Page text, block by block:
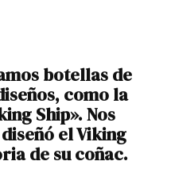
botellas de
como la
Ship». Nos
el Viking
de su coñac.